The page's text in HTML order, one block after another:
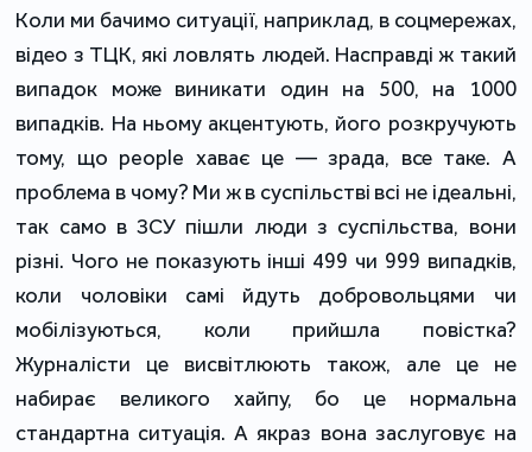
Коли ми бачимо ситуації, наприклад, в соцмережах,
відео з ТЦК, які ловлять людей. Насправді ж такий
випадок може виникати один на 500, на 1000
випадків. На ньому акцентують, його розкручують
тому, що people хаває це — зрада, все таке. А
проблема в чому? Ми ж в суспільстві всі не ідеальні,
так само в ЗСУ пішли люди з суспільства, вони
різні. Чого не показують інші 499 чи 999 випадків,
коли чоловіки самі йдуть добровольцями чи
мобілізуються, коли прийшла повістка?
Журналісти це висвітлюють також, але це не
набирає великого хайпу, бо це нормальна
стандартна ситуація. А якраз вона заслуговує на